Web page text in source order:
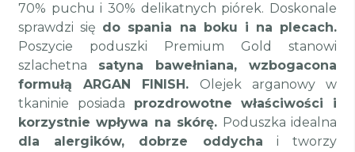
70% puchu i 30% delikatnych piórek. Doskonale
sprawdzi się do spania na boku i na plecach.
Poszycie poduszki Premium Gold stanowi
szlachetna satyna bawełniana, wzbogacona
formułą ARGAN FINISH. Olejek arganowy w
tkaninie posiada prozdrowotne właściwości i
korzystnie wpływa na skórę. Poduszka idealna
dla alergików, dobrze oddycha i tworzy